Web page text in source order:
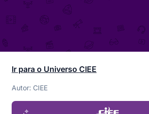
Ir para o Universo CIEE
Autor: CIEE